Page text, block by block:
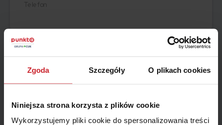
Zgoda Szczegóły O plikach cookies
Niniejsza strona korzysta z plików cookie
Wykorzystujemy pliki cookie do spersonalizowania treści
Telefon